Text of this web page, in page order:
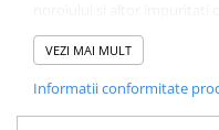
performanta sistemului de
partilor sensibile ale valvei,
VEZI MAI MULT
Informatii conformitate